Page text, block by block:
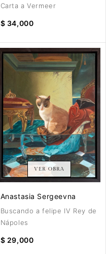
Carta a Vermeer
$ 34,000
VER OBRA
Anastasia Sergeevna
Buscando a felipe IV Rey de
Nápoles
$ 29,000